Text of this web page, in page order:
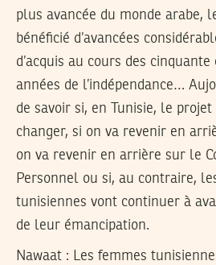
plus avancée du monde arabe,
bénéficié d’avancées
d’acquis au cours des
années de l’indépendance…
de savoir si, en Tunisie, le projet
changer, si on va revenir en
on va revenir en arrière sur le
Personnel ou si, au contraire,
tunisiennes vont continuer à
de leur émancipation.
Nawaat : Les femmes